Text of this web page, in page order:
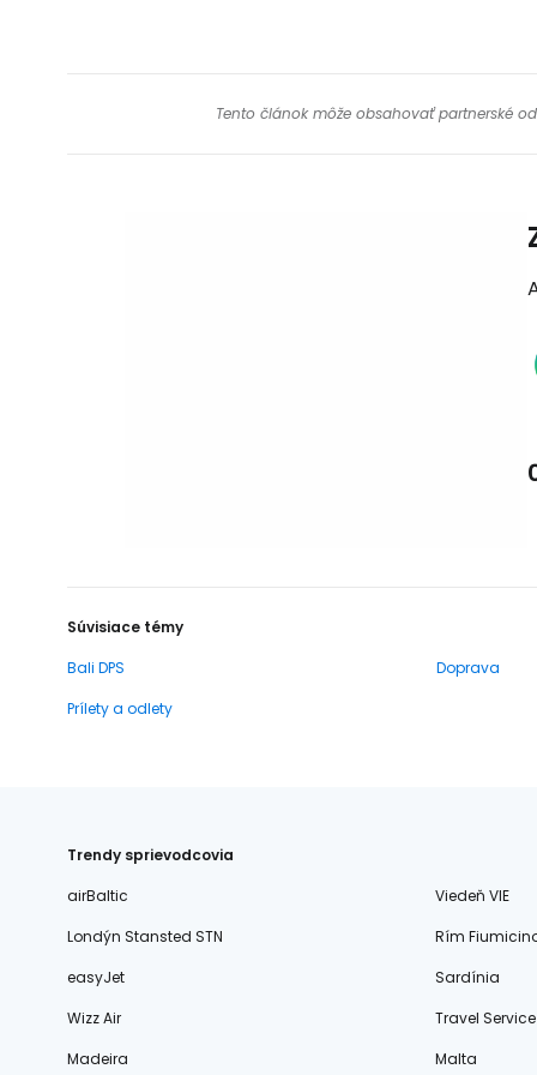
Tento článok môže obsahovať partnerské
Súvisiace témy
Bali DPS
Doprava
Prílety a odlety
Trendy sprievodcovia
airBaltic
Viedeň VIE
Londýn Stansted STN
Rím
easyJet
Sardínia
Wizz Air
Travel Service
Madeira
Malta